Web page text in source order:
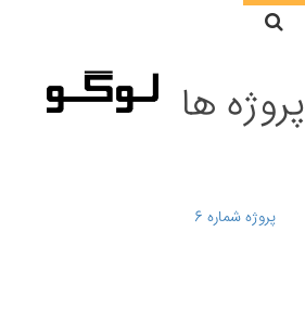
پروژه ها